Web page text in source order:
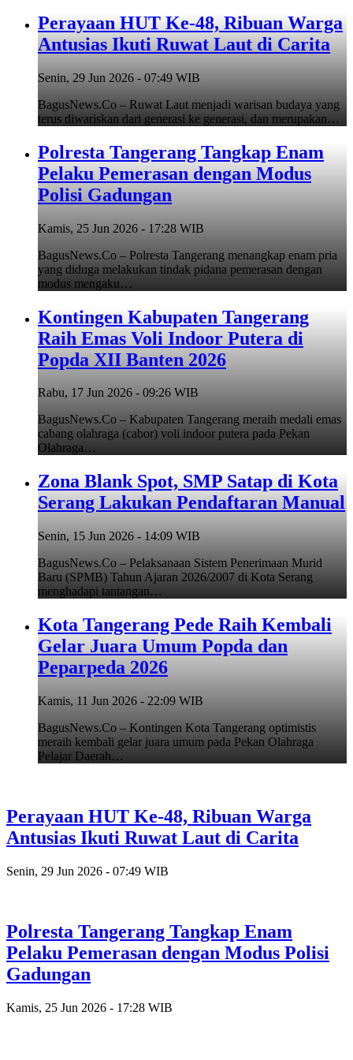
Perayaan HUT Ke-48, Ribuan Warga
Antusias Ikuti Ruwat Laut di Carita
Senin, 29 Jun 2026 - 07:49 WIB
BagusNews.Co – Ruwat Laut menjadi warisan budaya yang
terus diwariskan dari generasi ke generasi, dan merupakan…
Polresta Tangerang Tangkap Enam
Pelaku Pemerasan dengan Modus
Polisi Gadungan
Kamis, 25 Jun 2026 - 17:28 WIB
BagusNews.Co – Polresta Tangerang menangkap enam pria
yang diduga melakukan tindak pidana pemerasan dengan
modus mengaku…
Kontingen Kabupaten Tangerang
Raih Emas Voli Indoor Putera di
Popda XII Banten 2026
Rabu, 17 Jun 2026 - 09:26 WIB
BagusNews.Co – Kabupaten Tangerang meraih medali emas
cabang olahraga (cabor) voli indoor putera pada Pekan
Olahraga…
Zona Blank Spot, SMP Satap di Kota
Serang Lakukan Pendaftaran Manual
Senin, 15 Jun 2026 - 14:09 WIB
BagusNews.Co – Pelaksanaan Sistem Penerimaan Murid
Baru (SPMB) Tahun Ajaran 2026/2007 di Kota Serang
menghadapi tantangan…
Kota Tangerang Pede Raih Kembali
Gelar Juara Umum Popda dan
Peparpeda 2026
Kamis, 11 Jun 2026 - 22:09 WIB
BagusNews.Co – Kontingen Kota Tangerang optimistis
meraih kembali gelar juara umum pada Pekan Olahraga
Pelajar Daerah…
Perayaan HUT Ke-48, Ribuan Warga
Antusias Ikuti Ruwat Laut di Carita
Senin, 29 Jun 2026 - 07:49 WIB
Polresta Tangerang Tangkap Enam
Pelaku Pemerasan dengan Modus Polisi
Gadungan
Kamis, 25 Jun 2026 - 17:28 WIB